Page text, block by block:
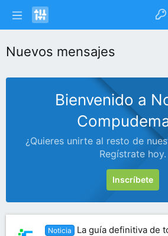
Nuevos mensajes
Bienvenido a
¿Quieres unirte al resto de
Regístrate hoy.
Inscríbete
Noticia
La guía definitiva de